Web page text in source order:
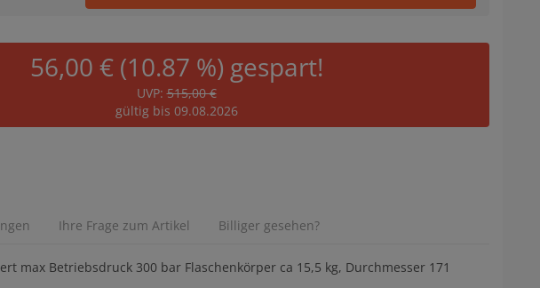
56,00 € (10.87 %) gespart!
UVP:515,00 €
gültig bis 09.08.2026
Ihre Frage zum Artikel Billiger gesehen?
Betriebsdruck 300 bar Flaschenkörper ca 15,5 kg, Durchmesser 171